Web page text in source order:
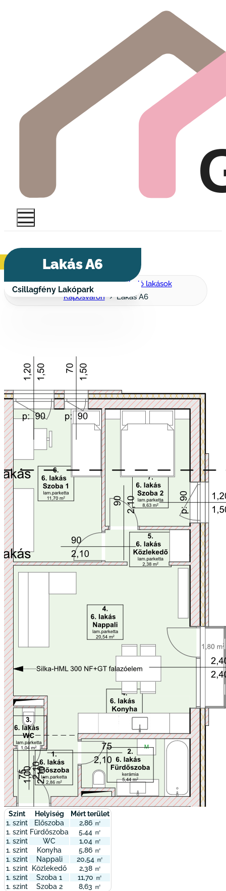
Lakás A6
Csillagfény Lakópark
Csillagfény Lakópark
Eladó lakások
Kaposváron
Lakás A6
Szint Helyiség
Mért terület
1. szint
Előszoba
2,86 ㎡
1. szint Fürdőszoba
5,44 ㎡
1. szint
WC
1,04 ㎡
1. szint
Konyha
5,86 ㎡
1. szint
Nappali
20,54 ㎡
1. szint Közlekedő
2,38 ㎡
1. szint
Szoba 1
11,70 ㎡
1. szint
Szoba 2 8,63 ㎡